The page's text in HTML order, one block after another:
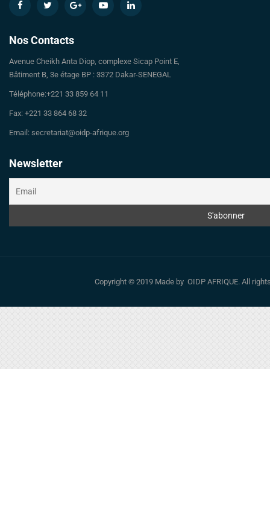
Nos Contacts
Avenue Cheikh Anta Diop, complexe Sicap Point E,
Bâtiment B, 3e étage BP : 3372 Dakar-SENEGAL
Téléphone:+221 33 859 64 11
Fax: +221 33 864 68 32
Email: secretariat@oidp-afrique.org
Newsletter
Copyright © 2019 Made by OIDP AFRIQUE. All